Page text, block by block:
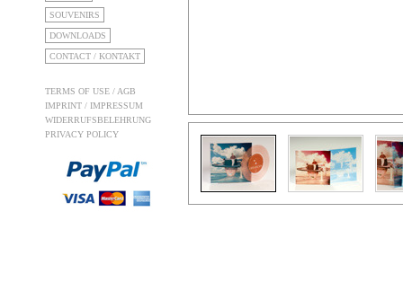
SOUVENIRS
DOWNLOADS
CONTACT / KONTAKT
TERMS OF USE / AGB
IMPRINT / IMPRESSUM
WIDERRUFSBELEHRUNG
PRIVACY POLICY